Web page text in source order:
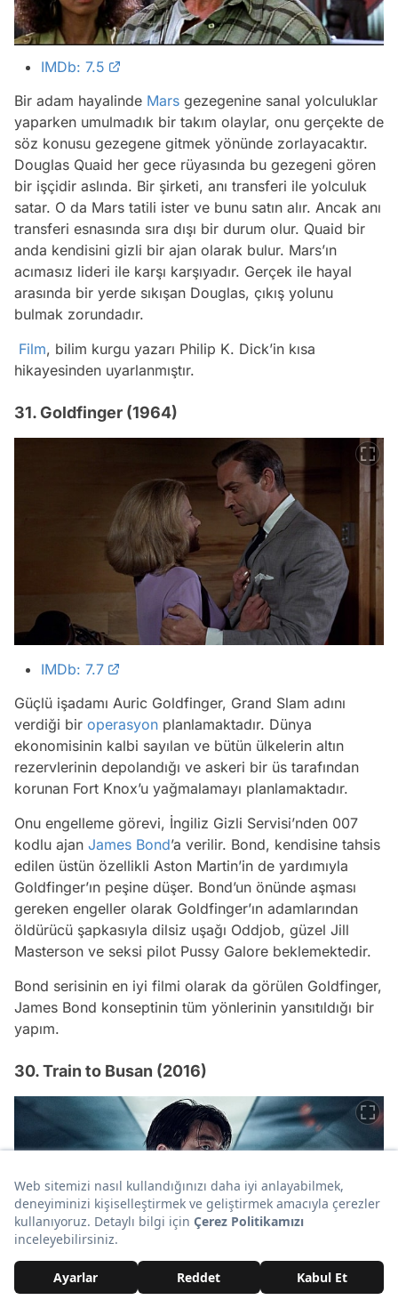
IMDb: 7.5
Bir adam hayalinde Mars gezegenine sanal yolculuklar
yaparken umulmadık bir takım olaylar, onu gerçekte de
söz konusu gezegene gitmek yönünde zorlayacaktır.
Douglas Quaid her gece rüyasında bu gezegeni gören
bir işçidir aslında. Bir şirketi, anı transferi ile yolculuk
satar. O da Mars tatili ister ve bunu satın alır. Ancak anı
transferi esnasında sıra dışı bir durum olur. Quaid bir
anda kendisini gizli bir ajan olarak bulur. Mars’ın
acımasız lideri ile karşı karşıyadır. Gerçek ile hayal
arasında bir yerde sıkışan Douglas, çıkış yolunu
bulmak zorundadır.
Film, bilim kurgu yazarı Philip K. Dick’in kısa
hikayesinden uyarlanmıştır.
31. Goldfinger (1964)
IMDb: 7.7
Güçlü işadamı Auric Goldfinger, Grand Slam adını
verdiği bir operasyon planlamaktadır. Dünya
ekonomisinin kalbi sayılan ve bütün ülkelerin altın
rezervlerinin depolandığı ve askeri bir üs tarafından
korunan Fort Knox’u yağmalamayı planlamaktadır.
Onu engelleme görevi, İngiliz Gizli Servisi’nden 007
kodlu ajan James Bond’a verilir. Bond, kendisine tahsis
edilen üstün özellikli Aston Martin’in de yardımıyla
Goldfinger’ın peşine düşer. Bond’un önünde aşması
gereken engeller olarak Goldfinger’ın adamlarından
öldürücü şapkasıyla dilsiz uşağı Oddjob, güzel Jill
Masterson ve seksi pilot Pussy Galore beklemektedir.
Bond serisinin en iyi filmi olarak da görülen Goldfinger,
James Bond konseptinin tüm yönlerinin yansıtıldığı bir
yapım.
30. Train to Busan (2016)